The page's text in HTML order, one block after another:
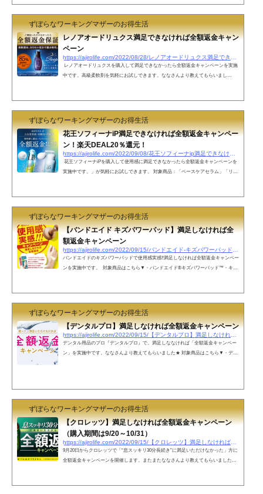
ずぼらなワーキングマザーのお得生活
レノアオードリュクス満足できなければ全額返金キャン
ペーン
https://ajirolife.com/2022/08/28/レノアオードリュクス満足できなければ全額返金
レノアオードリュクスを購入して満足できなかったら全額返金キャンペーンを実施
中です。高級柔軟剤を気軽にお試しできます。ななさんより教えてもらいまし
額(税込)のうち、1世帯当た...
ずぼらなワーキングマザーのお得生活
花王ソフィーナiP満足できなければ全額返金キャンペー
ン！楽天DEAL20％還元！
https://ajirolife.com/2022/09/08/花王ソフィーナip満足できなければ全額返金キャン
花王ソフィーナiPを購入して使用感に満足できなかったら全額返金キャンペーンを
実施中です。」が気軽にお試しできます。 対象商品：「ベースケアセラム」「リニ
ずぼらなワーキングマザーのお得生活
【バンドエイド キズパワーパッド】満足しなければ全
額返金キャンペーン
https://ajirolife.com/2022/09/15/バンドエイド-キズパワーパッドで満足しなければ
バンドエイドのキズパワーパッドで使用感実感‼︎満足しなければ全額返金キャンペー
ンを実施中です。 対象商品はこちら▼・バンドエイド®キズパワーパッド™・キズ
間】2022年9月5...
ずぼらなワーキングマザーのお得生活
【デンタルプロ】満足しなければ全額返金キャンペーン
https://ajirolife.com/2022/09/15/【デンタルプロ】満足しなければ全額返金キャン
デンタル用品のプロ『デンタルプロ』で。満足しななければ「全額返金キャンペー
ン」を実施中です。ななさんより教えてもらいました★ 対象商品はこちら▼・デン
ずぼらなワーキングマザーのお得生活
【クロレッツ】満足しなければ全額返金キャンペーン
（購入期間は9/20～10/31）
https://ajirolife.com/2022/09/15/【クロレッツ】満足しなければ全額返金キャンペ
9月20日からクロレッツで「“息スッキリ30分長続き”に満足いただけなかった」方に
全額返金キャンペーンを開催します。またまたななさんより教えてもらいました